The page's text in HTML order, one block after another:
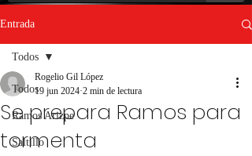
Entrada
Todos
Ramos Arizpe
Saltillo
Todos
Se prepara Ramos para
tormenta
Rogelio Gil López
19 jun 2024 2 min de lectura